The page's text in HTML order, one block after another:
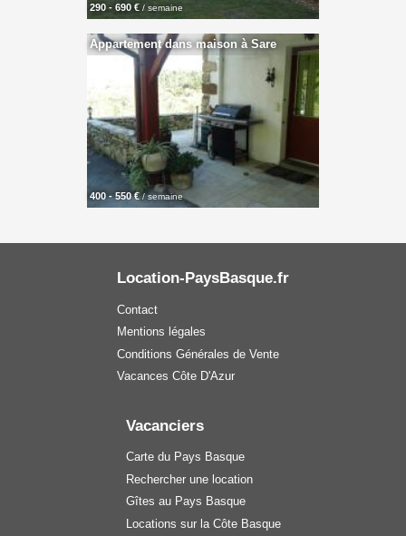
290 - 690 € / semaine
Appartement dans maison à Sare
400 - 550 €/ semaine
Location-PaysBasque.fr
Contact
Mentions légales
Conditions Générales de Vente
Vacances Côte D'Azur
Vacanciers
Carte du Pays Basque
Rechercher une location
Gîtes au Pays Basque
Locations sur la Côte Basque